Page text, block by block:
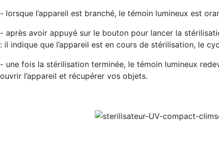
- lorsque l’appareil est branché, le témoin lumineux est
- après avoir appuyé sur le bouton pour lancer la
: il indique que l’appareil est en cours de stérilisation, le
- une fois la stérilisation terminée, le témoin lumineux
ouvrir l’appareil et récupérer vos objets.